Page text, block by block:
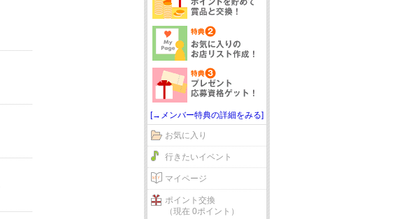
[→メンバー特典の詳細をみる]
お気に入り
行きたいイベント
マイページ
ポイント交換
（現在 0ポイント）